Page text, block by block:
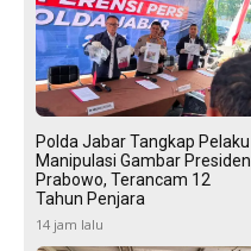
Polda Jabar Tangkap Pelaku
Manipulasi Gambar Presiden
Prabowo, Terancam 12
Tahun Penjara
14 jam lalu